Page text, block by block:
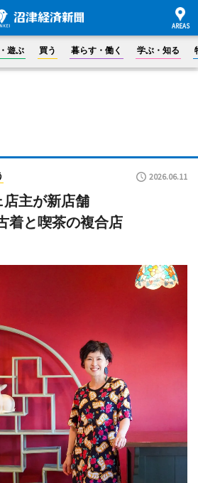
遊ぶ 買う 暮らす・働く 学ぶ・知る
2026.06.11
主が新店舗
と喫茶の複合店